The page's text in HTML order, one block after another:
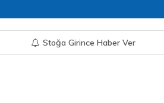
Stoğa Girince Haber Ver